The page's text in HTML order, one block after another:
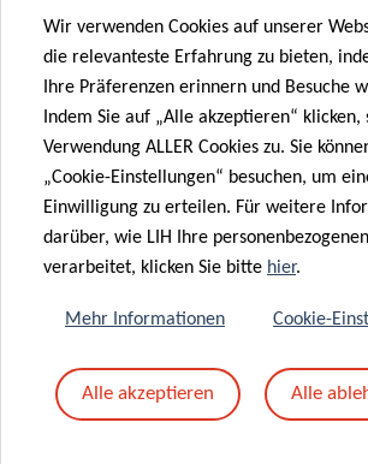
PRECISION
ABTEILUNG
Das Department of Precision Health ist ein
interdisziplinäres Forschungszentrum
Schwerpunkt epidemiologische, klinische
Health-Forschung in einem weiten Feld,
Health, Lebensstil, Human-Biomonitoring,
Ungleichheiten bei bedeutenden
Krebs und COVID-19 reicht. Wir haben
gesetzt, durch die von uns aufgebaute
Wir verwenden Cookies auf unserer
die relevanteste Erfahrung zu bieten,
Ihre Präferenzen erinnern und Besuche
Indem Sie auf „Alle akzeptieren“
Verwendung ALLER Cookies zu. Sie
„Cookie-Einstellungen“ besuchen, um
Einwilligung zu erteilen. Für weitere
darüber, wie LIH Ihre
verarbeitet, klicken Sie bitte hier.
Mehr Informationen Cookie-
Alle akzeptieren Alle